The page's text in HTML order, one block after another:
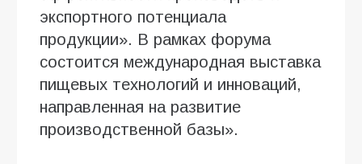
экспортного потенциала
продукции». В рамках форума
состоится международная выставка
пищевых технологий и инноваций,
направленная на развитие
производственной базы».